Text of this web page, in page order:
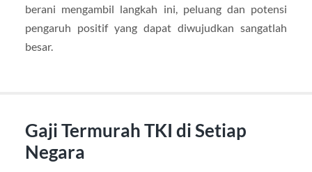
berani mengambil langkah ini, peluang dan potensi
pengaruh positif yang dapat diwujudkan sangatlah
besar.
Gaji Termurah TKI di Setiap
Negara